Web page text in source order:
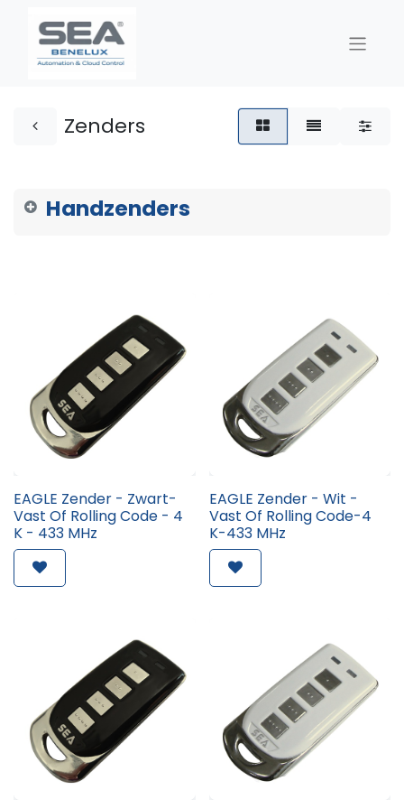
Zenders
Handzenders
EAGLE Zender - Zwart-
Vast Of Rolling Code - 4
K - 433 MHz
EAGLE Zender - Wit -
Vast Of Rolling Code-4
K-433 MHz